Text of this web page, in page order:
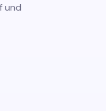
und